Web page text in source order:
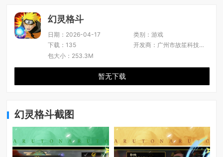
幻灵格斗
日期： 2026-04-17 类别： 游戏
下载：135 开发商： 广州市故笙科技有限公司
包大小： 253.3M
暂无下载
幻灵格斗截图